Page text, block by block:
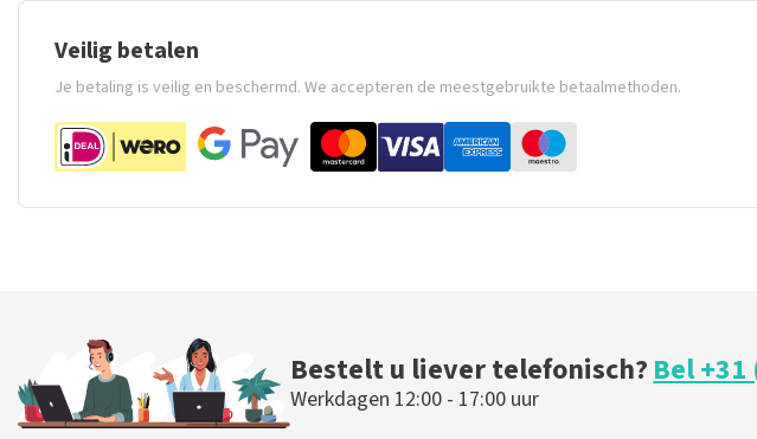
Veilig betalen
Je betaling is veilig en beschermd. We accepteren de meestgebruikte betaalmethoden.
Bestelt u liever telefonisch?Bel +31
Werkdagen 12:00 - 17:00 uur